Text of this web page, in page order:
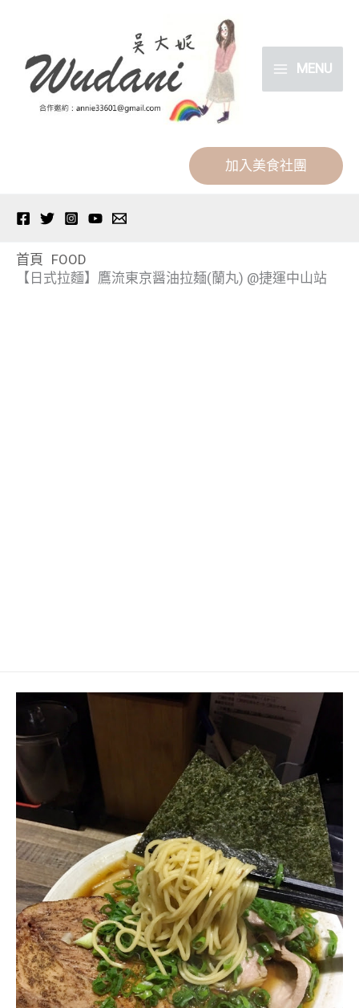
MENU
加入美食社團
首頁 FOOD
【日式拉麵】鷹流東京醤油拉麺(蘭丸) @捷運中山站